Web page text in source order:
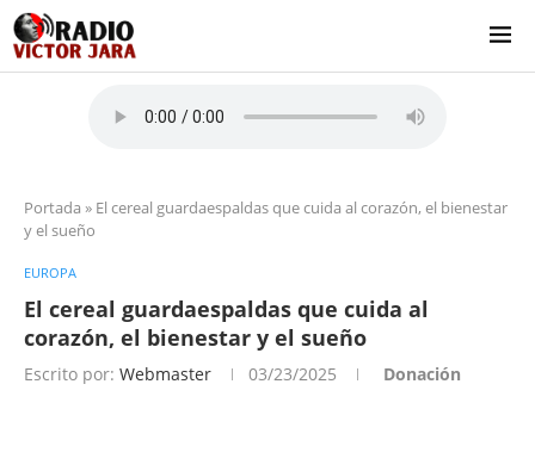
Portada » El cereal guardaespaldas que cuida al сorazón, el bienestar
y el sueño
EUROPA
El cereal guardaespaldas que cuida al
сorazón, el bienestar y el sueño
Escrito por: Webmaster 03/23/2025 Donación